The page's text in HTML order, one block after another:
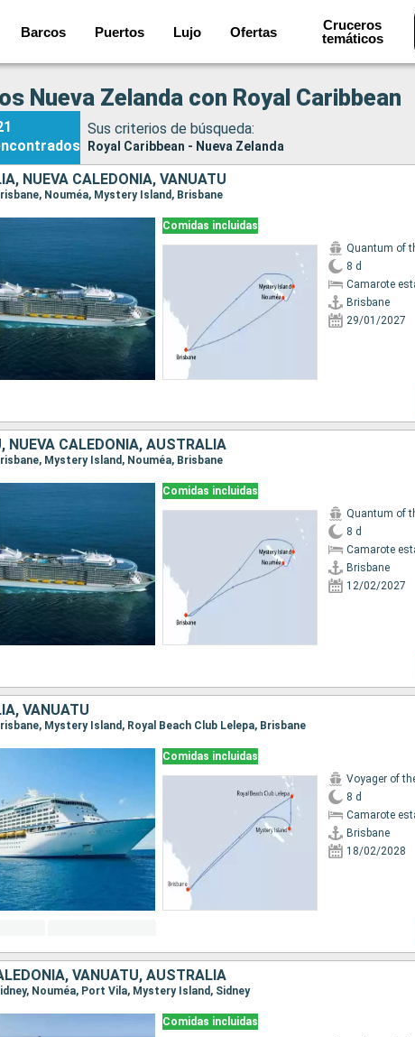
Barcos Puertos Lujo Ofertas
Cruceros
temáticos
Nueva Zelanda con Royal Caribbean
Sus criterios de búsqueda:
Royal Caribbean - Nueva Zelanda
NUEVA CALEDONIA, VANUATU
Nouméa, Mystery Island, Brisbane
Comidas incluidas
Quantum of
8 d
Camarote
Brisbane
29/01/2027
NUEVA CALEDONIA, AUSTRALIA
Mystery Island, Nouméa, Brisbane
Comidas incluidas
Quantum of
8 d
Camarote
Brisbane
12/02/2027
VANUATU
Mystery Island, Royal Beach Club Lelepa, Brisbane
Comidas incluidas
Voyager of
8 d
Camarote
Brisbane
18/02/2028
VANUATU, AUSTRALIA
Nouméa, Port Vila, Mystery Island, Sidney
Comidas incluidas